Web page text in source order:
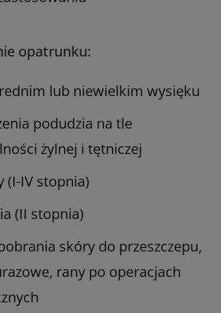
opatrunku:
lub niewielkim wysięku
podudzia na tle
żylnej i tętniczej
(I-IV stopnia)
(II stopnia)
skóry do przeszczepu,
rany po operacjach